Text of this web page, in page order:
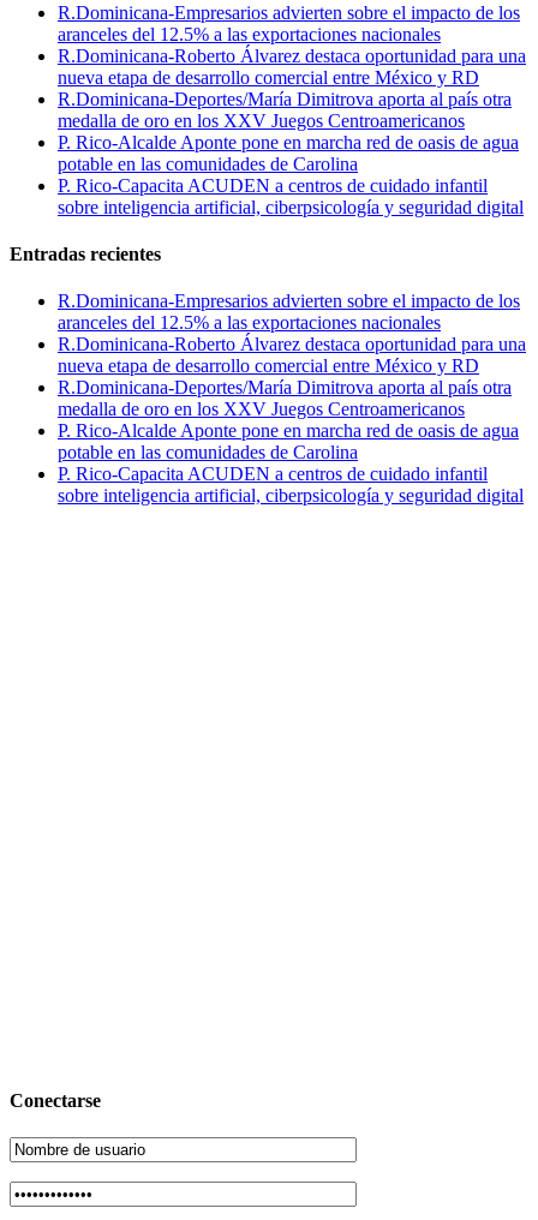
R.Dominicana-Empresarios advierten sobre el impacto de los
aranceles del 12.5% a las exportaciones nacionales
R.Dominicana-Roberto Álvarez destaca oportunidad para una
nueva etapa de desarrollo comercial entre México y RD
R.Dominicana-Deportes/María Dimitrova aporta al país otra
medalla de oro en los XXV Juegos Centroamericanos
P. Rico-Alcalde Aponte pone en marcha red de oasis de agua
potable en las comunidades de Carolina
P. Rico-Capacita ACUDEN a centros de cuidado infantil
sobre inteligencia artificial, ciberpsicología y seguridad digital
Entradas recientes
R.Dominicana-Empresarios advierten sobre el impacto de los
aranceles del 12.5% a las exportaciones nacionales
R.Dominicana-Roberto Álvarez destaca oportunidad para una
nueva etapa de desarrollo comercial entre México y RD
R.Dominicana-Deportes/María Dimitrova aporta al país otra
medalla de oro en los XXV Juegos Centroamericanos
P. Rico-Alcalde Aponte pone en marcha red de oasis de agua
potable en las comunidades de Carolina
P. Rico-Capacita ACUDEN a centros de cuidado infantil
sobre inteligencia artificial, ciberpsicología y seguridad digital
Conectarse